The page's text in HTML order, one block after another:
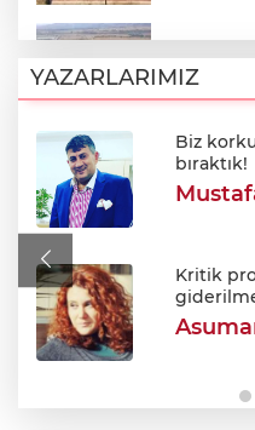
Fabrikaya
Hürmüz
ABD'ye
DAĞDER
YAZARLARIMIZ
Biz
bıraktık!
Kritik